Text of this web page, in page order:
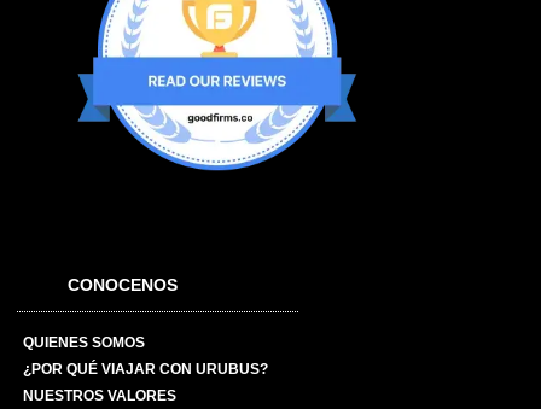
CONOCENOS
QUIENES SOMOS
¿POR QUÉ VIAJAR CON URUBUS?
NUESTROS VALORES